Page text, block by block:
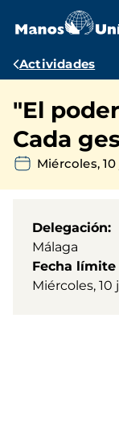
contenido
Ruta
Actividades
"El
Cada
Miércoles,
Delegación
Málaga
Fecha
Miércoles, 10